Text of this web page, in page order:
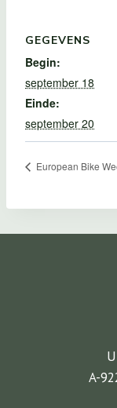
GEGEVENS
Begin:
september 18
Einde:
september 20
European Bike
A-